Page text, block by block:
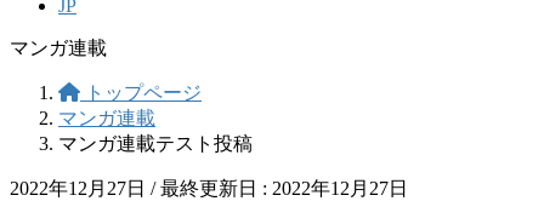
JP
マンガ連載
トップページ
マンガ連載
マンガ連載テスト投稿
2022年12月27日 / 最終更新日 : 2022年12月27日